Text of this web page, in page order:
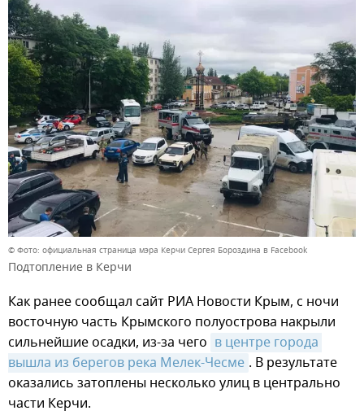
© Фото: официальная страница мэра Керчи Сергея Бороздина в Facebook
Подтопление в Керчи
Как ранее сообщал сайт РИА Новости Крым, с ночи
восточную часть Крымского полуострова накрыли
сильнейшие осадки, из-за чего в центре города
вышла из берегов река Мелек-Чесме . В результате
оказались затоплены несколько улиц в центрально
части Керчи.